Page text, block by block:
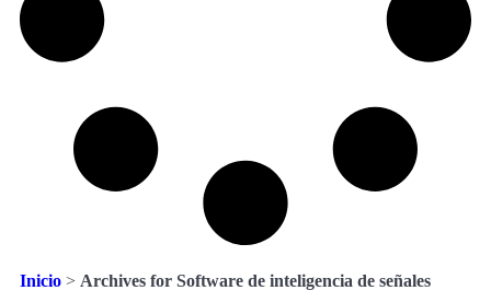
Inicio > Archives for Software de inteligencia de señales